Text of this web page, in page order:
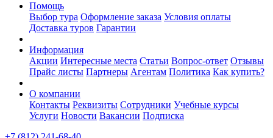
Помощь
Выбор тура Оформление заказа Условия оплаты
Доставка туров Гарантии
Информация
Акции Интересные места Статьи Вопрос-ответ Отзывы
Прайс листы Партнеры Агентам Политика Как купить?
О компании
Контакты Реквизиты Сотрудники Учебные курсы
Услуги Новости Вакансии Подписка